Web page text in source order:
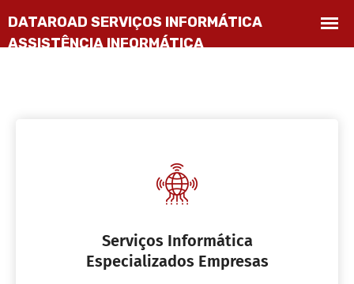
Serviços Informática
Especializados Empresas